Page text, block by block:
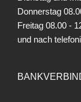
Donnerstag
Freitag 08.00 -
und nach